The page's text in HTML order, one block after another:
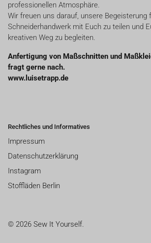
professionellen Atmosphäre.
Wir freuen uns darauf, unsere Begeisterung
Schneiderhandwerk mit Euch zu teilen und
kreativen Weg zu begleiten.
Anfertigung von Maßschnitten und
fragt gerne nach.
www.luisetrapp.de
Rechtliches und Informatives
Impressum
Datenschutzerklärung
Instagram
Stoffläden Berlin
© 2026 Sew It Yourself.